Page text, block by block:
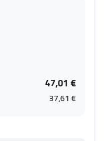
47,01 €
37,61 €